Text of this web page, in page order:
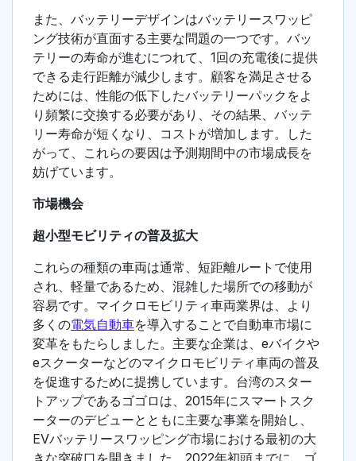
また、バッテリーデザインはバッテリースワッピ
ング技術が直面する主要な問題の一つです。バッ
テリーの寿命が進むにつれて、1回の充電後に提供
できる走行距離が減少します。顧客を満足させる
ためには、性能の低下したバッテリーパックをよ
り頻繁に交換する必要があり、その結果、バッテ
リー寿命が短くなり、コストが増加します。した
がって、これらの要因は予測期間中の市場成長を
妨げています。
市場機会
超小型モビリティの普及拡大
これらの種類の車両は通常、短距離ルートで使用
され、軽量であるため、混雑した場所での移動が
容易です。マイクロモビリティ車両業界は、より
多くの電気自動車を導入することで自動車市場に
変革をもたらしました。主要な企業は、eバイクや
eスクーターなどのマイクロモビリティ車両の普及
を促進するために提携しています。台湾のスター
トアップであるゴゴロは、2015年にスマートスク
ーターのデビューとともに主要な事業を開始し、
EVバッテリースワッピング市場における最初の大